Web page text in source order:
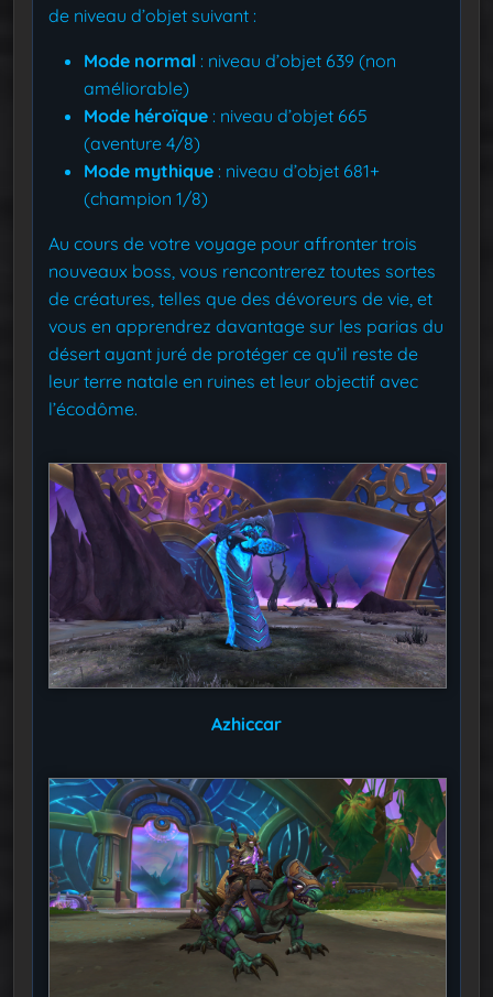
de niveau d’objet suivant :
Mode normal : niveau d’objet 639 (non
améliorable)
Mode héroïque : niveau d’objet 665
(aventure 4/8)
Mode mythique : niveau d’objet 681+
(champion 1/8)
Au cours de votre voyage pour affronter trois
nouveaux boss, vous rencontrerez toutes sortes
de créatures, telles que des dévoreurs de vie, et
vous en apprendrez davantage sur les parias du
désert ayant juré de protéger ce qu’il reste de
leur terre natale en ruines et leur objectif avec
l’écodôme.
Azhiccar